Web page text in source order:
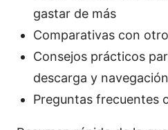
gastar de más
Comparativas con
Consejos prácticos
descarga y
Preguntas frecuentes